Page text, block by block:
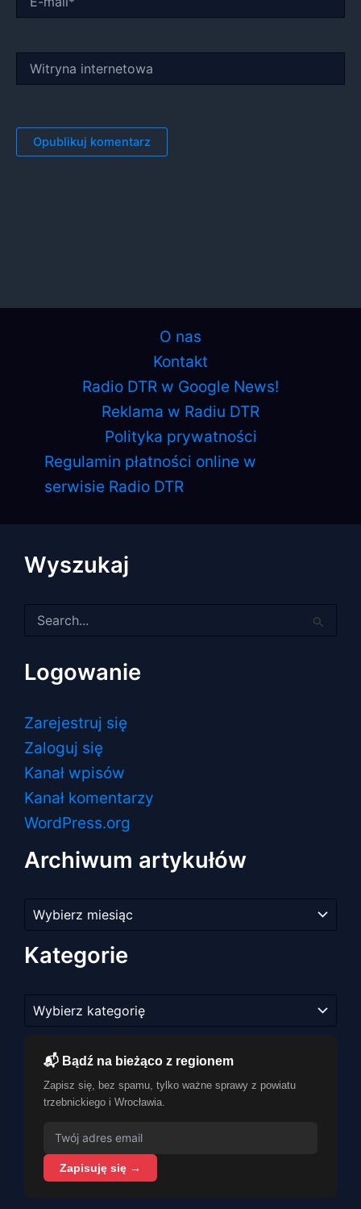
mail*
internetowa
O nas
Kontakt
Radio DTR w Google News!
Reklama w Radiu DTR
Polityka prywatności
Regulamin płatności online w
serwisie Radio DTR
Wyszukaj
dla:
Logowanie
Zarejestruj się
Zaloguj się
Kanał wpisów
Kanał komentarzy
WordPress.org
Archiwum artykułów
artykułów
Kategorie
📬 Bądź na bieżąco z regionem
Zapisz się, bez spamu, tylko ważne sprawy z powiatu
trzebnickiego i Wrocławia.
Zapisuję się →